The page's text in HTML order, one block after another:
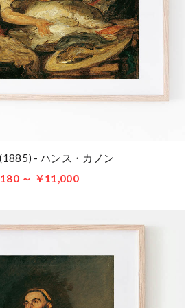
- ハンス・カノン
～ ￥11,000